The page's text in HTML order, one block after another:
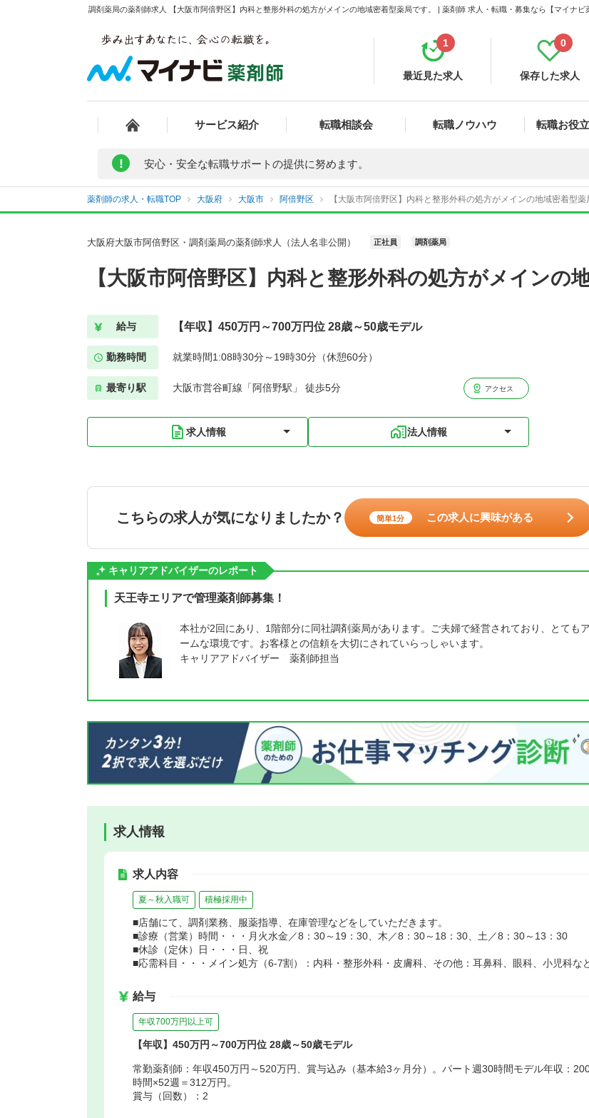
調剤薬局の薬剤師求人 【大阪市阿倍野区】内科と整形外科の処方がメインの地域密着型薬局です。 | 薬剤師 求人・転職・募集なら【マイナビ
最近見た求人
1
保存した求人
0
サービス紹介 転職相談会 転職ノウハウ 転職お役
! 安心・安全な転職サポートの提供に努めます。
薬剤師の求人・転職TOP 大阪府 大阪市 阿倍野区 【大阪市阿倍野区】内科と整形外科の処方がメインの地域密着型
大阪府大阪市阿倍野区・調剤薬局の薬剤師求人（法人名非公開） 正社員 調剤薬局
【大阪市阿倍野区】内科と整形外科の処方がメインの
給与 【年収】450万円～700万円位 28歳～50歳モデル
勤務時間 就業時間1:08時30分～19時30分（休憩60分）
最寄り駅 大阪市営谷町線「阿倍野駅」 徒歩5分 アクセス
求人情報 法人情報
こちらの求人が気になりましたか？ 簡単1分 この求人に興味がある
キャリアアドバイザーのレポート
天王寺エリアで管理薬剤師募集！
本社が2回にあり、1階部分に同社調剤薬局があります。ご夫婦で経営されており、とても
ームな環境です。お客様との信頼を大切にされていらっしゃいます。
キャリアアドバイザー 薬剤師担当
求人情報
求人内容
夏～秋入職可 積極採用中
■店舗にて、調剤業務、服薬指導、在庫管理などをしていただきます。
■診療（営業）時間・・・月火水金／8：30～19：30、木／8：30～18：30、土／8：30～13：30
■休診（定休）日・・・日、祝
■応需科目・・・メイン処方（6-7割）：内科・整形外科・皮膚科、その他：耳鼻科、眼科、小児科な
給与
年収700万円以上可
【年収】450万円～700万円位 28歳～50歳モデル
常勤薬剤師：年収450万円～520万円、賞与込み（基本給3ヶ月分）。パート週30時間モデル年収：
時間×52週＝312万円。
賞与（回数）：2